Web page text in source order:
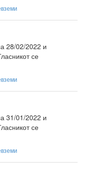
28/02/2022 и
се
31/01/2022 и
се